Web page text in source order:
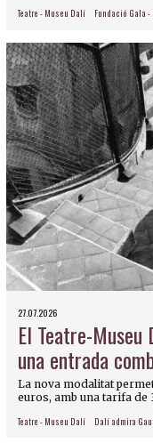
Teatre - Museu Dalí Fundació Gala
27.07.2026
El Teatre-Museu
una entrada
La nova modalitat
euros, amb una tarifa de
Teatre - Museu Dalí Dalí admira